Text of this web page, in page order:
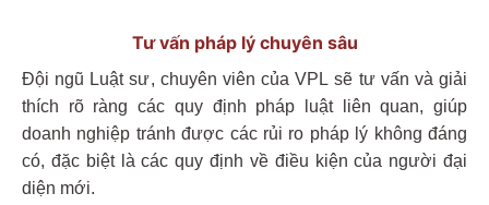
Tư vấn pháp lý chuyên sâu
Đội ngũ Luật sư, chuyên viên của VPL sẽ tư vấn và giải
thích rõ ràng các quy định pháp luật liên quan, giúp
doanh nghiệp tránh được các rủi ro pháp lý không đáng
có, đặc biệt là các quy định về điều kiện của người đại
diện mới.